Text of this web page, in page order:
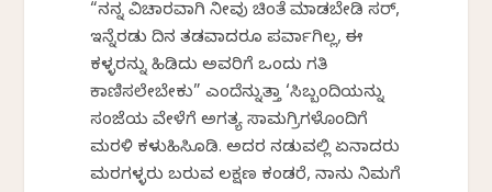
“ನನ್ನ ವಿಚಾರವಾಗಿ ನೀವು ಚಿಂತೆ ಮಾಡಬೇಡಿ ಸರ್,
ಇನ್ನೆರಡು ದಿನ ತಡವಾದರೂ ಪರ್ವಾಗಿಲ್ಲ, ಈ
ಕಳ್ಳರನ್ನು ಹಿಡಿದು ಅವರಿಗೆ ಒಂದು ಗತಿ
ಕಾಣಿಸಲೇಬೇಕು” ಎಂದೆನ್ನುತ್ತಾ ‘ಸಿಬ್ಬಂದಿಯನ್ನು
ಸಂಜೆಯ ವೇಳೆಗೆ ಅಗತ್ಯ ಸಾಮಗ್ರಿಗಳೊಂದಿಗೆ
ಮರಳಿ ಕಳುಹಿಸಿಕೊಡಿ. ಅದರ ನಡುವಲ್ಲಿ ಏನಾದರು
ಮರಗಳ್ಳರು ಬರುವ ಲಕ್ಷಣ ಕಂಡರೆ, ನಾನು ನಿಮಗೆ